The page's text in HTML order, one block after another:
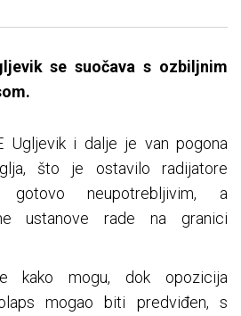
se suočava s ozbiljnim
Ugljevik i dalje je van pogona
što je ostavilo radijatore
gotovo neupotrebljivim, a
ustanove rade na granici
kako mogu, dok opozicija
mogao biti predviđen, s